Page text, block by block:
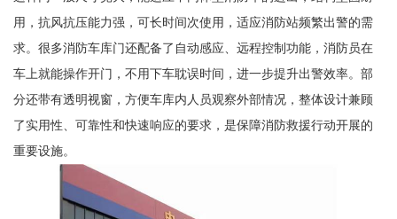
用，抗风抗压能力强，可长时间次使用，适应消防站频繁出警的需
求。很多消防车库门还配备了自动感应、远程控制功能，消防员在
车上就能操作开门，不用下车耽误时间，进一步提升出警效率。部
分还带有透明视窗，方便车库内人员观察外部情况，整体设计兼顾
了实用性、可靠性和快速响应的要求，是保障消防救援行动开展的
重要设施。